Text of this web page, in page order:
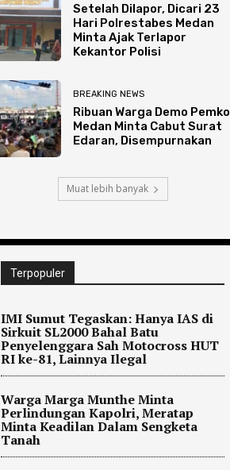
Setelah Dilapor, Dicari 23
Hari Polrestabes Medan
Minta Ajak Terlapor
Kekantor Polisi
BREAKING NEWS
Ribuan Warga Demo Pemko
Medan Minta Cabut Surat
Edaran, Disempurnakan
Muat lebih banyak
Terpopuler
IMI Sumut Tegaskan: Hanya IAS di
Sirkuit SL2000 Bahal Batu
Penyelenggara Sah Motocross HUT
RI ke-81, Lainnya Ilegal
Warga Marga Munthe Minta
Perlindungan Kapolri, Meratap
Minta Keadilan Dalam Sengketa
Tanah